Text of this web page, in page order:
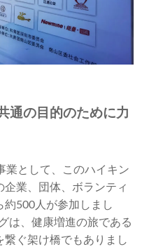
通の目的のために力
業として、このハイキン
業、団体、ボランティ
約500人が参加しまし
は、健康増進の旅である
ぐ架け橋でもありまし